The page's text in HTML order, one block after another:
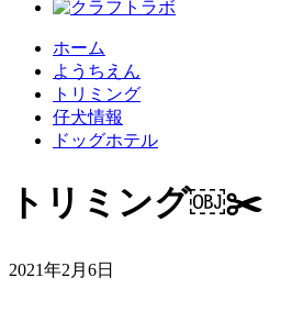
ホーム
ようちえん
トリミング
仔犬情報
ドッグホテル
トリミング￼✂️
2021年2月6日